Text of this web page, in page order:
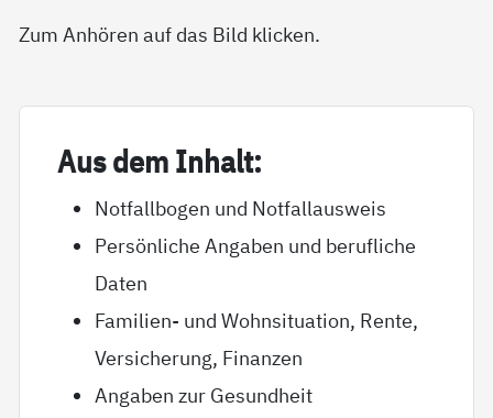
Zum Anhören auf das Bild klicken.
Aus dem In­halt:
Notfallbogen und Notfallausweis
Persönliche Angaben und berufliche
Daten
Familien- und Wohnsituation, Rente,
Versicherung, Finanzen
Angaben zur Gesundheit